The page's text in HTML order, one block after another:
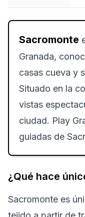
Sacromonte
Granada,
casas cueva y
Situado en la
vistas
ciudad. Play
guiadas de
¿Qué hace
Sacromonte es